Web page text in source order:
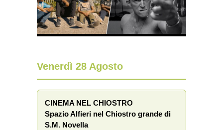
Venerdì 28 Agosto
CINEMA NEL CHIOSTRO
Spazio Alfieri nel Chiostro grande di
S.M. Novella